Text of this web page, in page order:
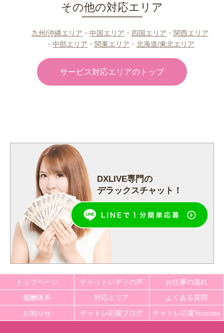
その他の対応エリア
九州/沖縄エリア ・ 中国エリア ・ 四国エリア ・ 関西エリア
・ 中部エリア ・ 関東エリア ・ 北海道/東北エリア
サービス対応エリアのトップ
DXLIVE専門の
デラックスチャット！
トップページ チャットレディの声
お仕事の流れ
報酬体系
対応エリア
よくある質問
お知らせ
チャトレ応援ブログ チャトレ応援Youtube